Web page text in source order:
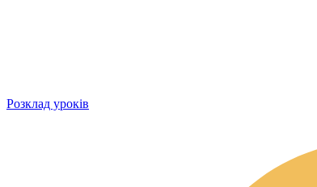
Розклад уроків